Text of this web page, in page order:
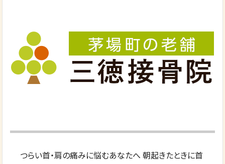
つらい首・肩の痛みに悩むあなたへ 朝起きたときに首